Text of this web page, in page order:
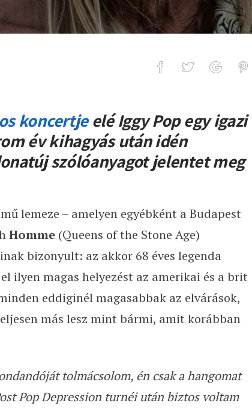
koncertjeeléIggy Popegy igazi
év kihagyás után idén
szólóanyagot jelentet meg
lemeze – amelyen egyébként a Budapest
Homme (Queens of the Stone Age)
bizonyult: az akkor 68 éves legenda
ilyen magas helyezést az amerikai és a brit
eddiginél magasabbak az elvárások,
más lesz mint bármi, amit korábban
tolmácsolom, én csak a hangomat
Pop Depression turnéi után biztos voltam